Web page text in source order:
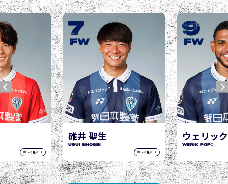
詳しく見る →
ウェリック ポポ
WERIK POPÓ
詳しく見る →
9
FW
城後
JOGO
FW